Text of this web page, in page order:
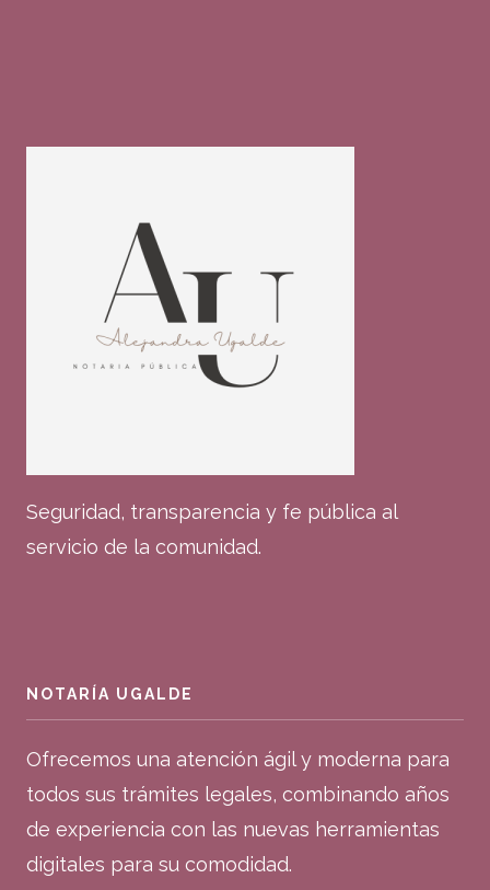
Seguridad, transparencia y fe pública al
servicio de la comunidad.
NOTARÍA UGALDE
Ofrecemos una atención ágil y moderna para
todos sus trámites legales, combinando años
de experiencia con las nuevas herramientas
digitales para su comodidad.